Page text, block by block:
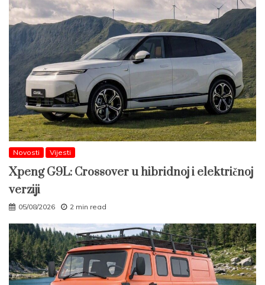
Novosti Vijesti
Xpeng G9L: Crossover u hibridnoj i električnoj
verziji
05/08/2026 2 min read